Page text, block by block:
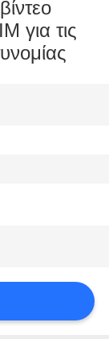
για τις